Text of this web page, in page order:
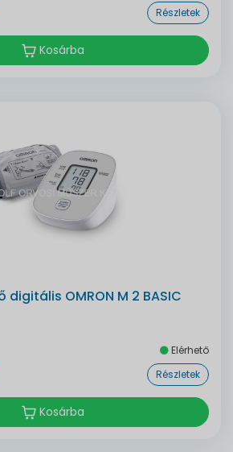
Részletek
Kosárba
OMRON M 2 BASIC
Elérhető
Részletek
Kosárba